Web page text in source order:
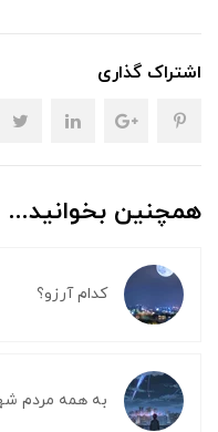
اشتراک گذاری
همچنین بخوانید...
کدام آرزو؟
به همه مردم